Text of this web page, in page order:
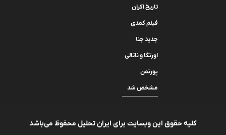
تاریخ اکران
فیلم کمدی
جدید جنا
اورتگا و ناتالی
پورتمن
مشخص شد
کلیه حقوق این وبسایت برای ایران تحلیل محفوظ می‌باشد